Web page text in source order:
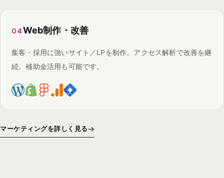
04Web制作・改善
集客・採用に強いサイト／LPを制作。アクセス解析で改善を継
続。補助金活用も可能です。
マーケティングを詳しく見る→